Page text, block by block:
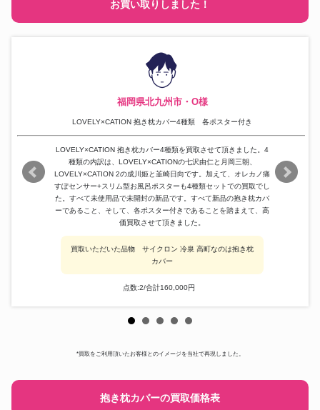
お買い取りしました！
福岡県北九州市・O様
LOVELY×CATION 抱き枕カバー4種類 各ポスター付き
LOVELY×CATION 抱き枕カバー4種類を買取させて頂きました。4
種類の内訳は、LOVELY×CATIONの七沢由仁と月岡三朝、
LOVELY×CATION 2の成川姫と韮崎日向です。加えて、オレカノ痛
すぽセンサー+スリム型お風呂ポスターも4種類セットでの買取でし
た。すべて未使用品で未開封の新品です。すべて新品の抱き枕カバ
ーであること、そして、各ポスター付きであることを踏まえて、高
価買取させて頂きました。
買取いただいた品物 サイクロン 冷泉 高町なのは抱き枕
カバー
点数:2/合計160,000円
*買取をご利用頂いたお客様とのイメージを当社で再現しました。
抱き枕カバーの買取価格表